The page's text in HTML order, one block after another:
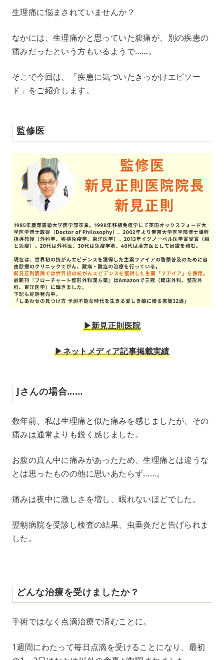
e
生理痛に悩まされていませんか？
なかには、生理痛かと思っていた腹痛が、別の疾患の
痛みだったという方もいるようで……。
そこで今回は、「疾患に気づいたきっかけエピソー
ド」をご紹介します。
監修医
▶︎新見正則医院
▶︎ネットメディア記事掲載実績
Jさんの場合……
数年前、私は生理痛と似た痛みを感じましたが、その
痛みは通常よりも鋭く感じました。
お腹の真ん中に痛みがあったため、生理痛とは違うな
とは思ったものの他に思いあたらず……。
痛みは夜中に激しさを増し、眠れないほどでした。
翌朝病院を受診し検査の結果、虫垂炎だと告げられま
した。
どんな治療を受けましたか？
手術ではなく点滴治療で済むことに。
1週間にわたって毎日点滴を受けることになり、最初